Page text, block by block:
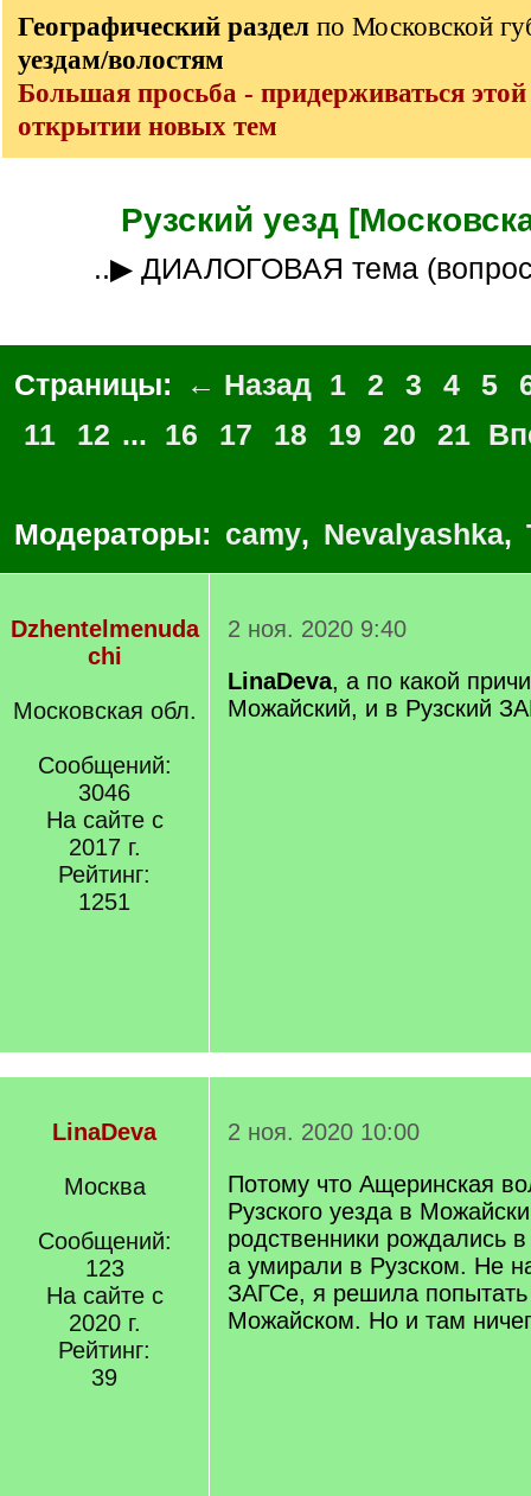
Географический раздел по Московской
уездам/волостям
Большая просьба - придерживаться
открытии новых тем
Рузский уезд
..▶ ДИАЛОГОВАЯ тема
Страницы: ← Назад 1 2 3 4 5
11
12 ... 16 17 18 19 20 21
Модераторы: camy, Nevalyashka,
Dzhentelmenuda
chi
Московская обл.
Сообщений:
3046
На сайте с
2017 г.
Рейтинг:
1251
2 ноя. 2020 9:40
LinaDeva, а по какой
Можайский, и в Рузский
LinaDeva
Москва
Сообщений:
123
На сайте с
2020 г.
Рейтинг:
39
2 ноя. 2020 10:00
Потому что Ащеринская
Рузского уезда в
родственники рождались
а умирали в Рузском. Не
ЗАГСе, я решила попытать
Можайском. Но и там